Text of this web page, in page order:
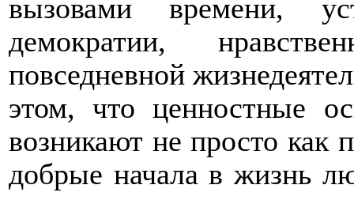
вызовами времени,
демократии,
повседневной
этом, что ценностные
возникают не просто как
добрые начала в жизнь